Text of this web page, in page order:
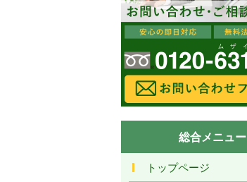
総合メニュー
トップページ